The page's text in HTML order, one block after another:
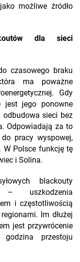
możliwe źródło
dla sieci
czasowego braku
ma poważne
Gdy
jest jego ponowne
sieci bez
Odpowiadają za to
pracy wyspowej,
W Polsce funkcję tę
i Solina.
blackouty
uszkodzenia
i częstotliwością
Im dłużej
jest przywrócenie
przestoju